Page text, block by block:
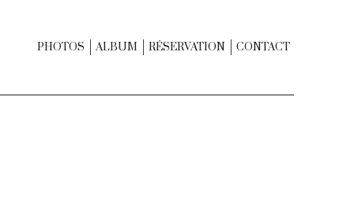
PHOTOS ALBUM RÉSERVATION CONTACT